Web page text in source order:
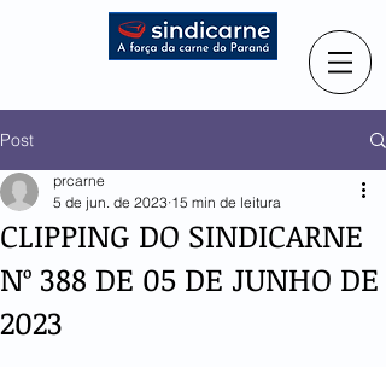
Post
CLIPPING DO SINDICARNE
Nº 388 DE 05 DE JUNHO DE
2023
prcarne
5 de jun. de 2023 15 min de leitura